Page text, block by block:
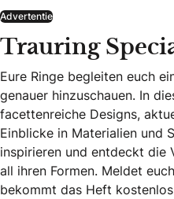
Advertentie
Trauring
Eure Ringe begleiten euch
genauer hinzuschauen. In
facettenreiche Designs,
Einblicke in Materialien und
inspirieren und entdeckt die
all ihren Formen. Meldet
bekommt das Heft